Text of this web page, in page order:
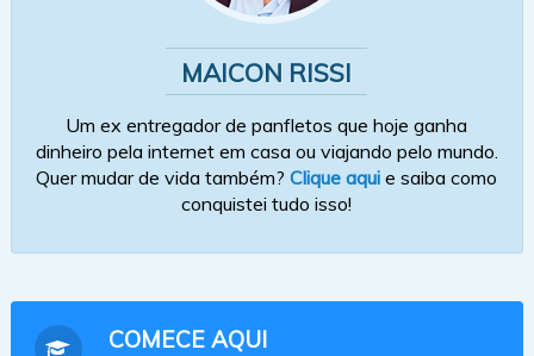
MAICON RISSI
Um ex entregador de panfletos que hoje ganha
dinheiro pela internet em casa ou viajando pelo mundo.
Quer mudar de vida também?Clique aqui e saiba como
conquistei tudo isso!
COMECE AQUI